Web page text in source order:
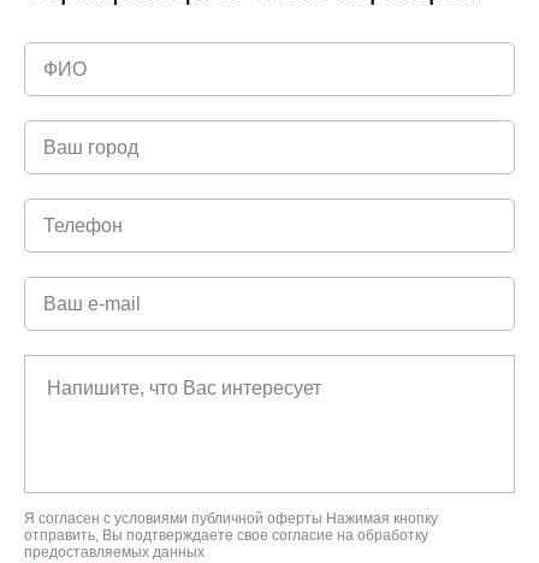
Я согласен с условиями публичной оферты Нажимая кнопку
отправить, Вы подтверждаете свое согласие на обработку
предоставляемых данных